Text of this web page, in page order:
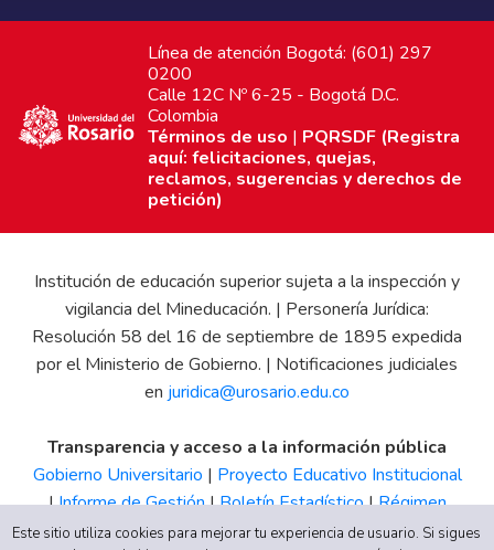
Línea de atención Bogotá: (601) 297
0200
Calle 12C Nº 6-25 - Bogotá D.C.
Colombia
Términos de uso | PQRSDF (Registra
aquí: felicitaciones, quejas,
reclamos, sugerencias y derechos de
petición)
Institución de educación superior sujeta a la inspección y
vigilancia del Mineducación. | Personería Jurídica:
Resolución 58 del 16 de septiembre de 1895 expedida
por el Ministerio de Gobierno. | Notificaciones judiciales
en juridica@urosario.edu.co
Transparencia y acceso a la información pública
Gobierno Universitario | Proyecto Educativo Institucional
|Informe de Gestión|Boletín Estadístico|Régimen
Tributario|Estados Financieros |Código de Ética| Canal
Este sitio utiliza cookies para mejorar tu experiencia de usuario. Si sigues